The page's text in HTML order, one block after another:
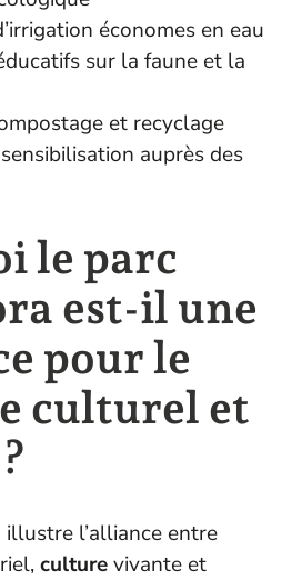
économes en eau
sur la faune et la
et recyclage
auprès des
le parc
est-il une
pour le
culturel et
illustre l’alliance entre
culturevivante et